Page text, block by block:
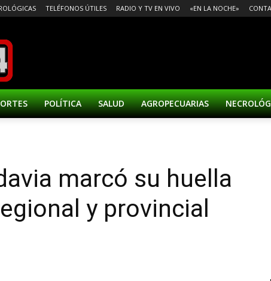
TELÉFONOS ÚTILES RADIO Y TV EN VIVO «EN LA NOCHE»
POLÍTICA SALUD AGROPECUARIAS
marcó su huella
y provincial